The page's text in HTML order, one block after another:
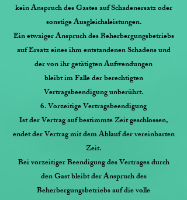
kein Anspruch des Gastes auf Schadenersatz oder
sonstige Ausgleichsleistungen.
Ein etwaiger Anspruch des Beherbergungsbetriebs
auf Ersatz eines ihm entstandenen Schadens und
der von ihr getätigten Aufwendungen
bleibt im Falle der berechtigten
Vertragsbeendigung unberührt.
6. Vorzeitige Vertragsbeendigung
Ist der Vertrag auf bestimmte Zeit geschlossen,
endet der Vertrag mit dem Ablauf der vereinbarten
Zeit.
Bei vorzeitiger Beendigung des Vertrages durch
den Gast bleibt der Anspruch des
Beherbergungsbetriebs auf die volle